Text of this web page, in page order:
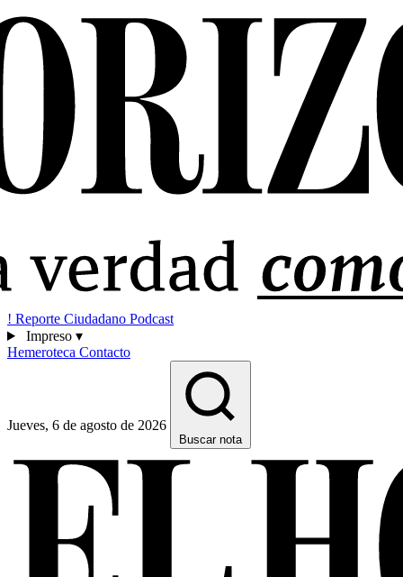
! Reporte Ciudadano Podcast
Impreso ▾
Hemeroteca Contacto
Jueves, 6 de agosto de 2026
Buscar nota